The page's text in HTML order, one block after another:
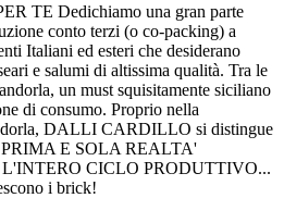
TE Dedichiamo una gran parte
conto terzi (o co-packing) a
Italiani ed esteri che desiderano
e salumi di altissima qualità. Tra le
un must squisitamente siciliano
di consumo. Proprio nella
DALLI CARDILLO si distingue
PRIMA E SOLA REALTA'
CICLO PRODUTTIVO...
escono i brick!